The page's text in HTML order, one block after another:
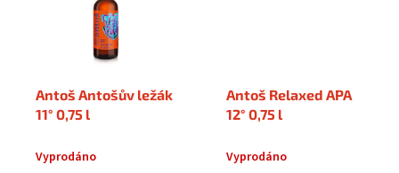
Antoš Antošův ležák
11° 0,75 l
Vyprodáno
Antoš Relaxed APA
12° 0,75 l
Vyprodáno